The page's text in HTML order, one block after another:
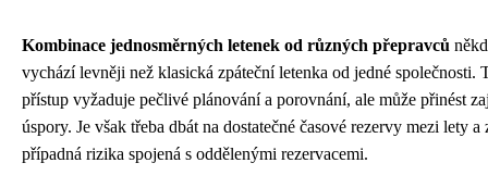
Kombinace jednosměrných letenek od různých přepravců
vychází levněji než klasická zpáteční letenka od jedné společnosti.
přístup vyžaduje pečlivé plánování a porovnání, ale může přinést
úspory. Je však třeba dbát na dostatečné časové rezervy mezi lety a
případná rizika spojená s oddělenými rezervacemi.